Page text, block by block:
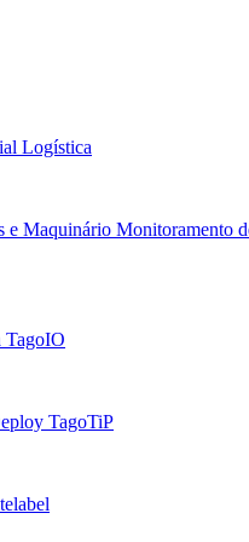
Logística
e Maquinário Monitoramento
TagoIO
TagoTiP